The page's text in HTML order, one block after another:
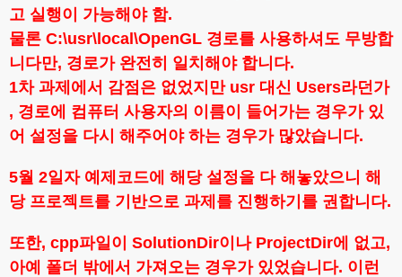
고 실행이 가능해야 함.
물론 C:\usr\local\OpenGL 경로를 사용하셔도 무방합
니다만, 경로가 완전히 일치해야 합니다.
1차 과제에서 감점은 없었지만 usr 대신 Users라던가
, 경로에 컴퓨터 사용자의 이름이 들어가는 경우가 있
어 설정을 다시 해주어야 하는 경우가 많았습니다.
5월 2일자 예제코드에 해당 설정을 다 해놓았으니 해
당 프로젝트를 기반으로 과제를 진행하기를 권합니다.
또한, cpp파일이 SolutionDir이나 ProjectDir에 없고,
아예 폴더 밖에서 가져오는 경우가 있었습니다. 이런